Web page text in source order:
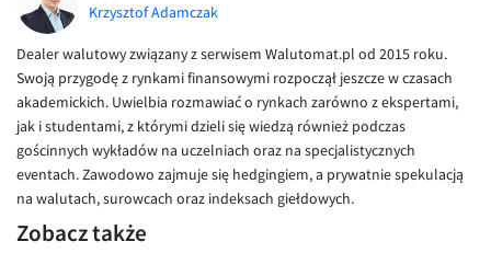
Krzysztof Adamczak
Dealer walutowy związany z serwisem Walutomat.pl od 2015 roku.
Swoją przygodę z rynkami finansowymi rozpoczął jeszcze w czasach
akademickich. Uwielbia rozmawiać o rynkach zarówno z ekspertami,
jak i studentami, z którymi dzieli się wiedzą również podczas
gościnnych wykładów na uczelniach oraz na specjalistycznych
eventach. Zawodowo zajmuje się hedgingiem, a prywatnie spekulacją
na walutach, surowcach oraz indeksach giełdowych.
Zobacz także